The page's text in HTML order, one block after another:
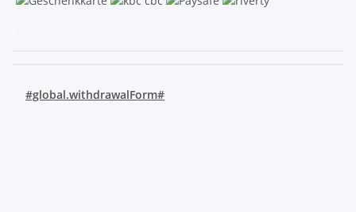
#global.withdrawalForm#